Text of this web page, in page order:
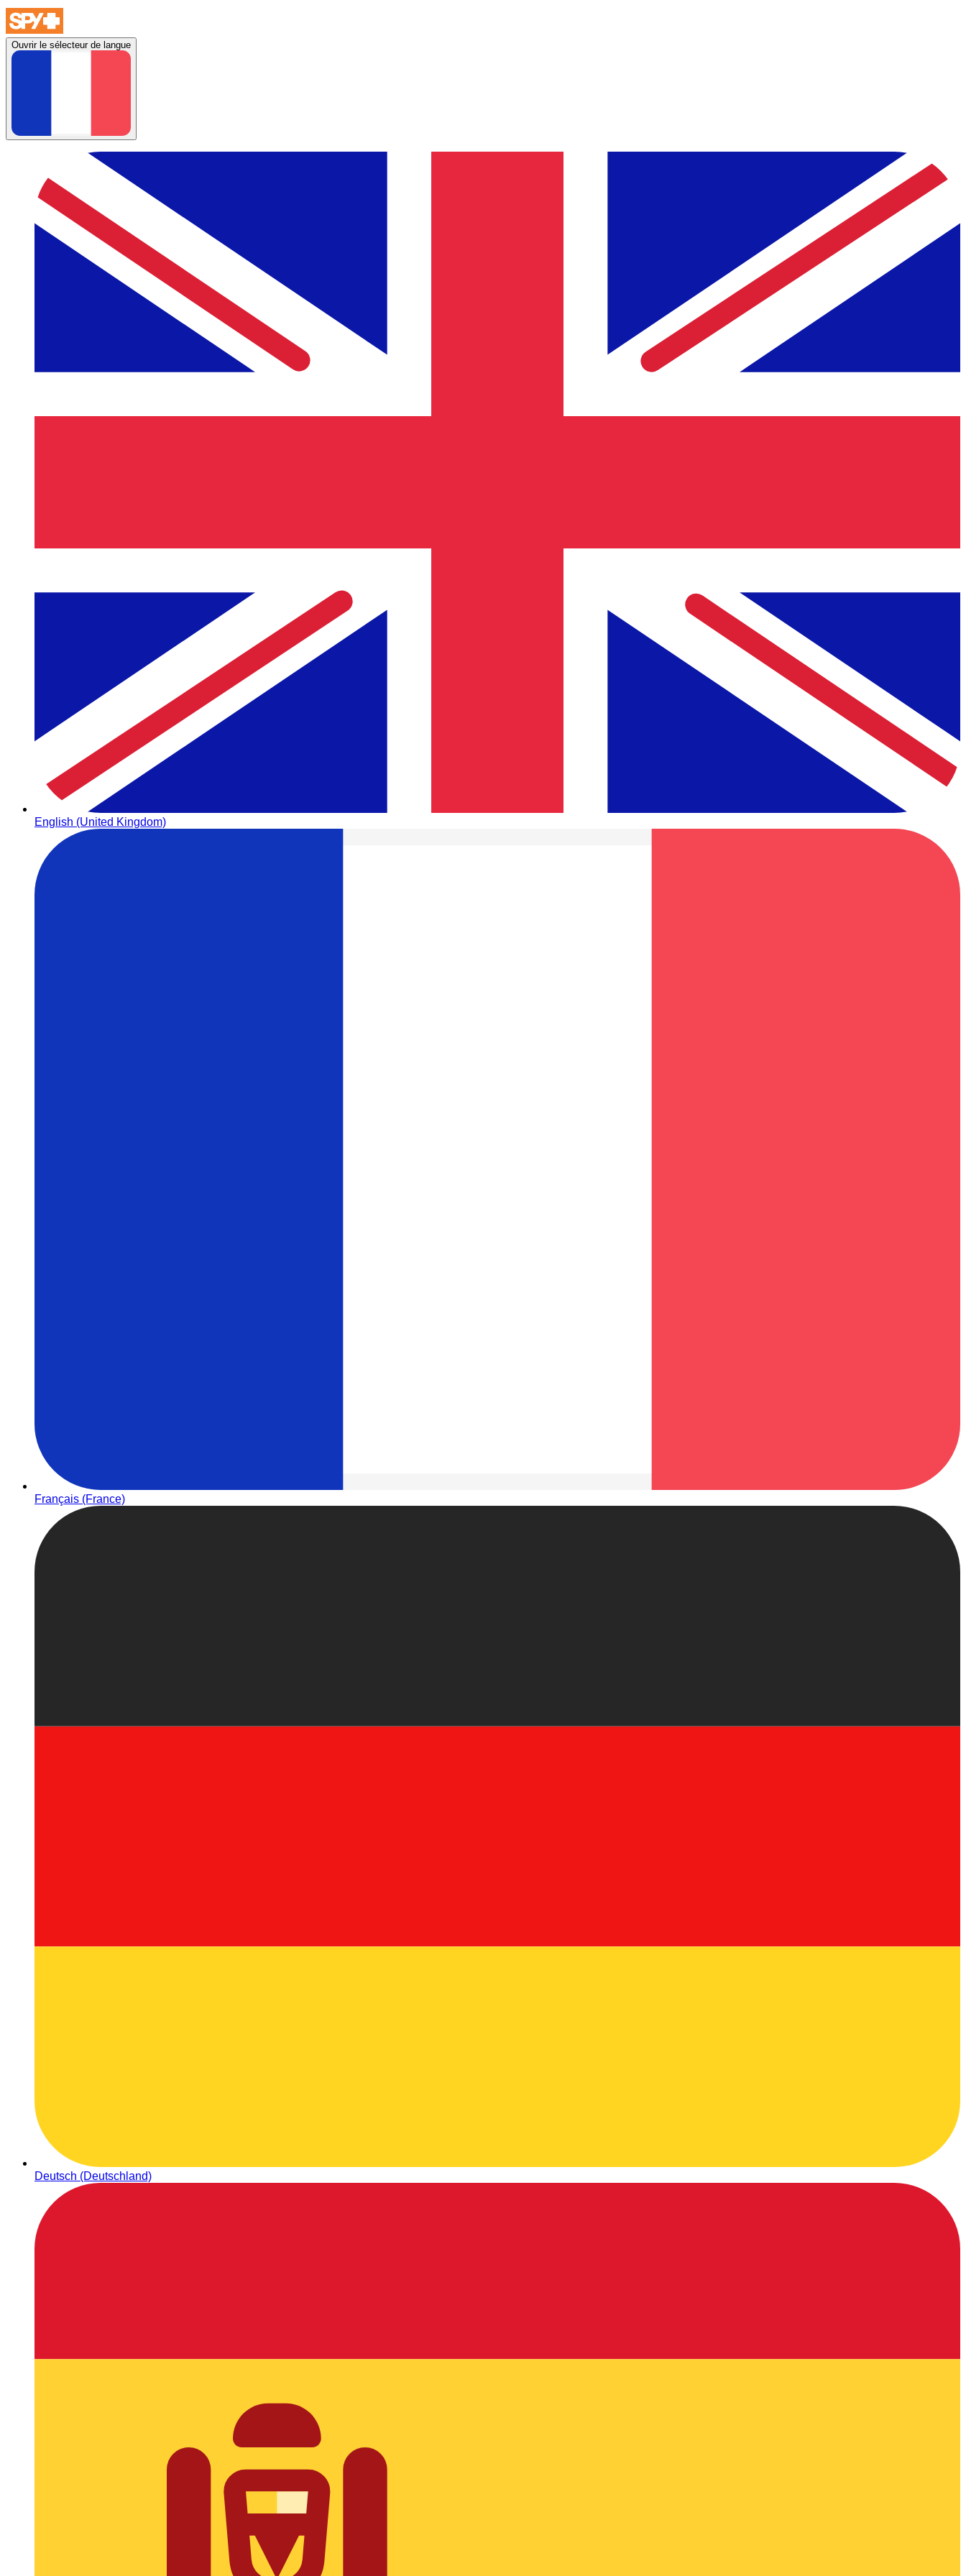
Ouvrir le sélecteur de langue
English (United Kingdom)
Français (France)
Deutsch (Deutschland)